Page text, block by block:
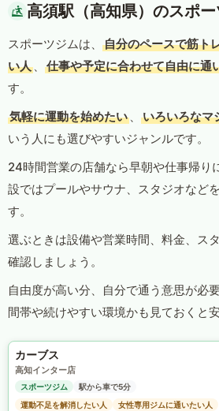
高須駅（高知県）のスポ
スポーツジムは、
自分のペースで筋ト
い人 、 仕事や予定に合わせて自由に通
す。
気軽に運動を始めたい 、 いろいろなマ
いう人にも選びやすいジャンルです。
24時間営業の店舗なら早朝や仕事帰り
設ではプールやサウナ、スタジオなど
す。
選ぶときは設備や営業時間、料金、ス
確認しましょう。
自由度が高い分、自分で通う意思が必
間帯や続けやすい環境かも見ておくと安
カーブス
高知インター店
スポーツジム
駅から車で5分
運動不足を解消したい人
女性専用ジムに通いたい人